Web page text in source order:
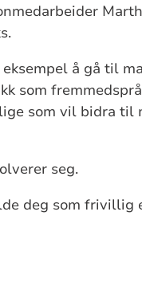
å gå til
som
som vil bidra til
seg.
deg som frivillig